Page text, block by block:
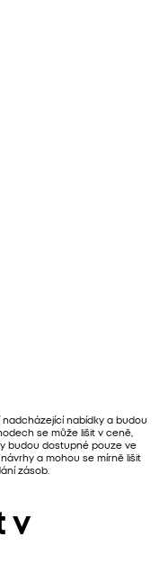
nabídky a budou
se může lišit v ceně,
budou dostupné pouze ve
a mohou se mírně lišit
zásob.
v